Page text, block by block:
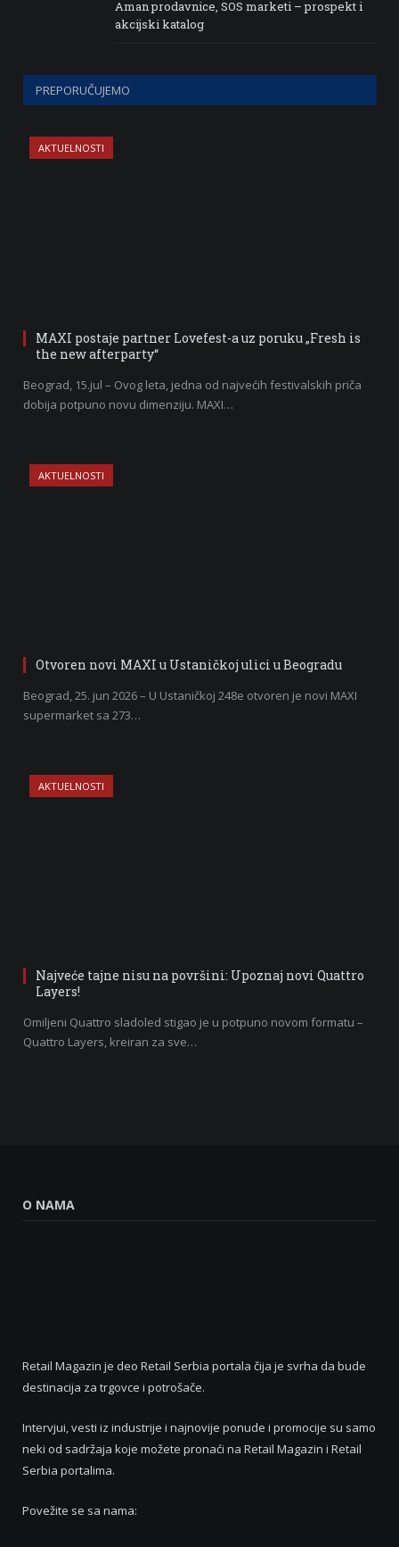
Aman prodavnice, SOS marketi – prospekt i
akcijski katalog
PREPORUČUJEMO
AKTUELNOSTI
MAXI postaje partner Lovefest-a uz poruku „Fresh is
the new afterparty“
Beograd, 15.jul – Ovog leta, jedna od najvećih festivalskih priča
dobija potpuno novu dimenziju. MAXI…
AKTUELNOSTI
Otvoren novi MAXI u Ustaničkoj ulici u Beogradu
Beograd, 25. jun 2026 – U Ustaničkoj 248e otvoren je novi MAXI
supermarket sa 273…
AKTUELNOSTI
Najveće tajne nisu na površini: Upoznaj novi Quattro
Layers!
Omiljeni Quattro sladoled stigao je u potpuno novom formatu –
Quattro Layers, kreiran za sve…
O NAMA
Retail Magazin je deo Retail Serbia portala čija je svrha da bude
destinacija za trgovce i potrošače.
Intervjui, vesti iz industrije i najnovije ponude i promocije su samo
neki od sadržaja koje možete pronaći na Retail Magazin i Retail
Serbia portalima.
Povežite se sa nama: